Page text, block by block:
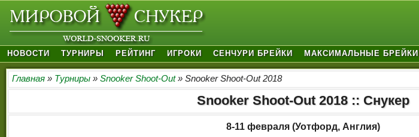
НОВОСТИ ТУРНИРЫ РЕЙТИНГ ИГРОКИ СЕНЧУРИ БРЕЙКИ МАКСИМАЛЬНЫЕ БРЕЙКИ
Главная » Турниры » Snooker Shoot-Out» Snooker Shoot-Out 2018
Snooker Shoot-Out 2018 :: Снукер
8-11 февраля (Уотфорд, Англия)